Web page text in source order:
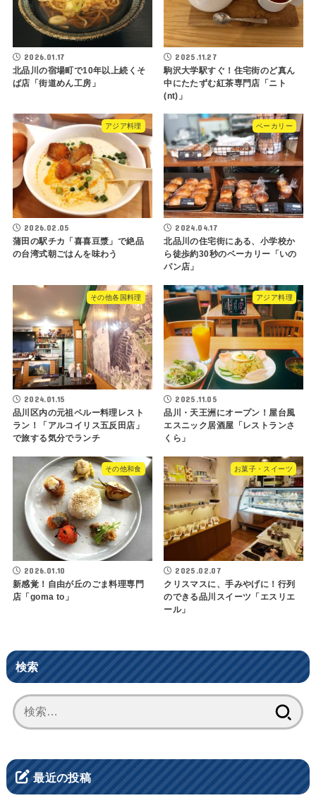
2026.01.17
北品川の宿場町で10年以上続くそ
ば店「街道めん工房」
2025.11.27
駒沢大学駅すぐ！住宅街のど真ん
中にたたずむ紅茶専門店「ニト
(nt)」
アジア料理
2026.02.05
蒲田の駅チカ「喜喜豆漿」で絶品
の台湾式朝ごはんを味わう
ベーカリー
2024.04.17
北品川の住宅街にある、小学校か
ら徒歩約30秒のベーカリー「いの
パン店」
その他各国料理
2024.01.15
品川区内の元祖ペルー料理レスト
ラン！「アルコイリス五反田店」
で旅する気分でランチ
アジア料理
2025.11.05
品川・天王洲にオープン！屋台風
エスニック居酒屋「レストランさ
くら」
その他和食
2026.01.10
新感覚！自由が丘のごま料理専門
店「goma to」
お菓子・スイーツ
2025.02.07
クリスマスに、手みやげに！行列
のできる品川スイーツ「エスリエ
ール」
検索
索:
最近の投稿